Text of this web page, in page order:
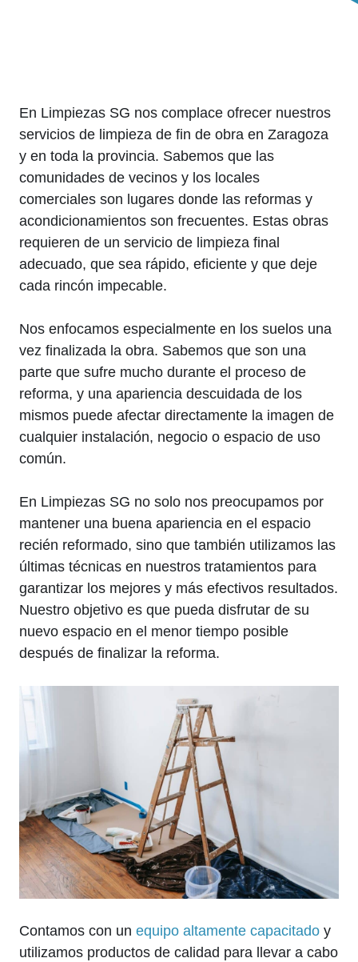
En Limpiezas SG nos complace ofrecer nuestros
servicios de limpieza de fin de obra en Zaragoza
y en toda la provincia. Sabemos que las
comunidades de vecinos y los locales
comerciales son lugares donde las reformas y
acondicionamientos son frecuentes. Estas obras
requieren de un servicio de limpieza final
adecuado, que sea rápido, eficiente y que deje
cada rincón impecable.
Nos enfocamos especialmente en los suelos una
vez finalizada la obra. Sabemos que son una
parte que sufre mucho durante el proceso de
reforma, y una apariencia descuidada de los
mismos puede afectar directamente la imagen de
cualquier instalación, negocio o espacio de uso
común.
En Limpiezas SG no solo nos preocupamos por
mantener una buena apariencia en el espacio
recién reformado, sino que también utilizamos las
últimas técnicas en nuestros tratamientos para
garantizar los mejores y más efectivos resultados.
Nuestro objetivo es que pueda disfrutar de su
nuevo espacio en el menor tiempo posible
después de finalizar la reforma.
Contamos con un equipo altamente capacitado y
utilizamos productos de calidad para llevar a cabo